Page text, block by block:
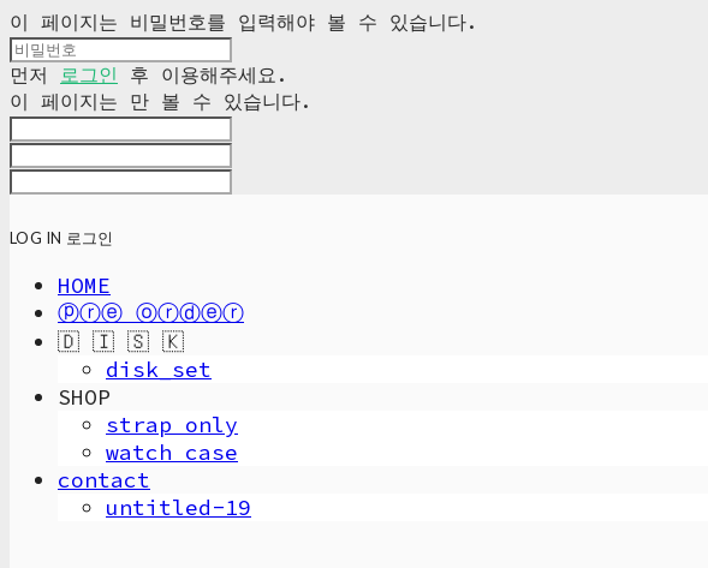
이 페이지는 비밀번호를 입력해야 볼 수 있습니다.
먼저 로그인 후 이용해주세요.
이 페이지는 만 볼 수 있습니다.
LOG IN 로그인
HOME
ⓟⓡⓔ ⓞⓡⓓⓔⓡ
🇩 🇮 🇸 🇰
disk_set
SHOP
strap only
watch case
contact
untitled-19